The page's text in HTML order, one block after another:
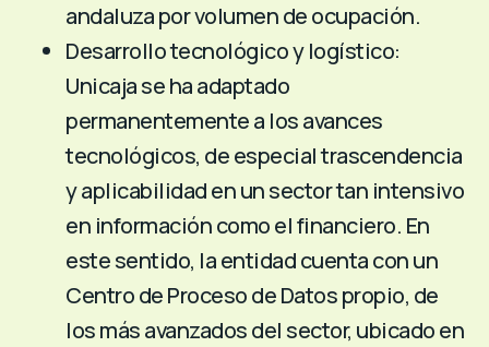
andaluza por volumen de ocupación.
Desarrollo tecnológico y logístico:
Unicaja se ha adaptado
permanentemente a los avances
tecnológicos, de especial trascendencia
y aplicabilidad en un sector tan intensivo
en información como el financiero. En
este sentido, la entidad cuenta con un
Centro de Proceso de Datos propio, de
los más avanzados del sector, ubicado en